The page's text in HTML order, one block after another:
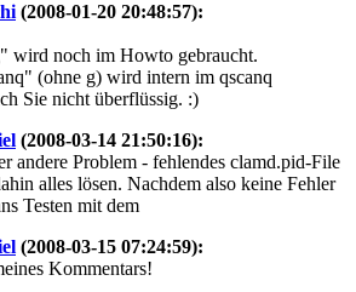
(2008-01-20 20:48:57):
wird noch im Howto gebraucht.
(ohne g) wird intern im qscanq
Sie nicht überflüssig. :)
(2008-03-14 21:50:16):
andere Problem - fehlendes clamd.pid-File
alles lösen. Nachdem also keine Fehler
Testen mit dem
(2008-03-15 07:24:59):
Kommentars!